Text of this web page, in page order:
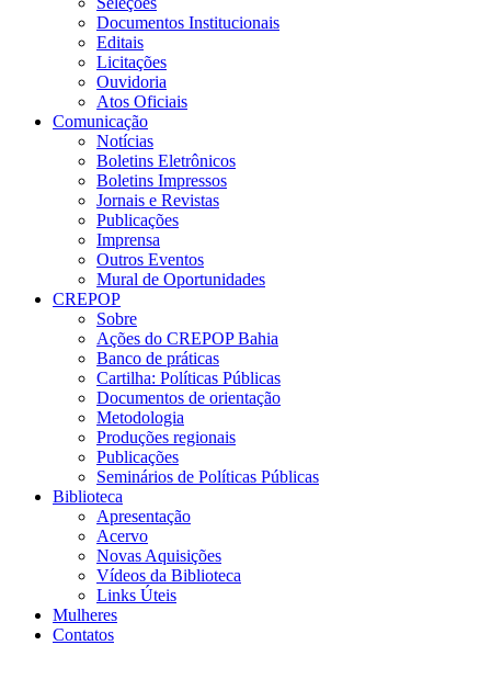
Documentos Institucionais
Editais
Licitações
Ouvidoria
Atos Oficiais
Comunicação
Notícias
Boletins Eletrônicos
Boletins Impressos
Jornais e Revistas
Publicações
Imprensa
Outros Eventos
Mural de Oportunidades
CREPOP
Sobre
Ações do CREPOP Bahia
Banco de práticas
Cartilha: Políticas Públicas
Documentos de orientação
Metodologia
Produções regionais
Publicações
Seminários de Políticas Públicas
Biblioteca
Apresentação
Acervo
Novas Aquisições
Vídeos da Biblioteca
Links Úteis
Mulheres
Contatos